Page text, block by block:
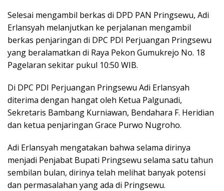
Selesai mengambil berkas di DPD PAN Pringsewu, Adi
Erlansyah melanjutkan ke perjalanan mengambil
berkas penjaringan di DPC PDI Perjuangan Pringsewu
yang beralamatkan di Raya Pekon Gumukrejo No. 18
Pagelaran sekitar pukul 10:50 WIB.
Di DPC PDI Perjuangan Pringsewu Adi Erlansyah
diterima dengan hangat oleh Ketua Palgunadi,
Sekretaris Bambang Kurniawan, Bendahara F. Heridian
dan ketua penjaringan Grace Purwo Nugroho.
Adi Erlansyah mengatakan bahwa selama dirinya
menjadi Penjabat Bupati Pringsewu selama satu tahun
sembilan bulan, dirinya telah melihat banyak potensi
dan permasalahan yang ada di Pringsewu.